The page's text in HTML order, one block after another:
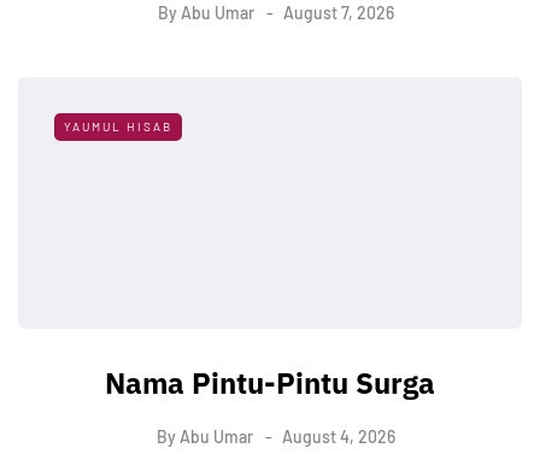
By Abu Umar August 7, 2026
YAUMUL HISAB
Nama Pintu-Pintu Surga
By Abu Umar August 4, 2026